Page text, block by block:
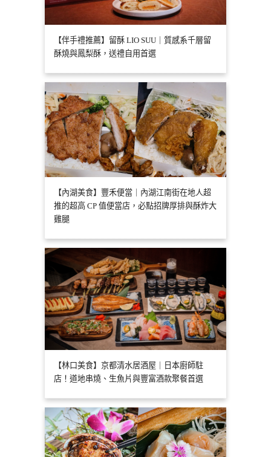
【伴手禮推薦】留酥 LIO SUU｜質感系千層留
酥燒與鳳梨酥，送禮自用首選
【內湖美食】豐禾便當｜內湖江南街在地人超
推的超高 CP 值便當店，必點招牌厚排與酥炸大
雞腿
【林口美食】京都清水居酒屋｜日本廚師駐
店！道地串燒、生魚片與豐富酒款聚餐首選